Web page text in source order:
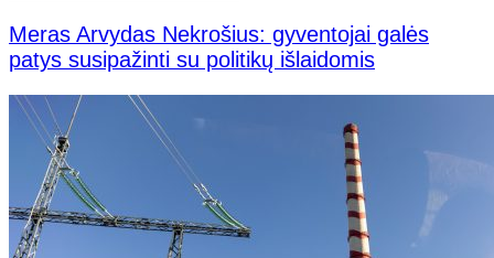
Meras Arvydas Nekrošius: gyventojai galės
patys susipažinti su politikų išlaidomis